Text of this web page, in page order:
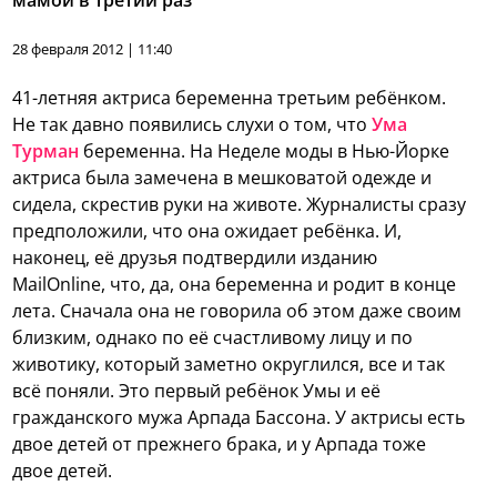
28 февраля 2012 | 11:40
41-летняя актриса беременна третьим ребёнком.
Не так давно появились слухи о том, чтоУма
Турман беременна. На Неделе моды в Нью-Йорке
актриса была замечена в мешковатой одежде и
сидела, скрестив руки на животе. Журналисты сразу
предположили, что она ожидает ребёнка. И,
наконец, её друзья подтвердили изданию
MailOnline, что, да, она беременна и родит в конце
лета. Сначала она не говорила об этом даже своим
близким, однако по её счастливому лицу и по
животику, который заметно округлился, все и так
всё поняли. Это первый ребёнок Умы и её
гражданского мужа Арпада Бассона. У актрисы есть
двое детей от прежнего брака, и у Арпада тоже
двое детей.